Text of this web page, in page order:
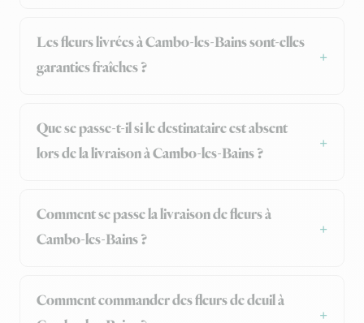
Les fleurs livrées à Cambo-les-Bains sont-elles
garanties fraîches ?
Que se passe-t-il si le destinataire est absent
lors de la livraison à Cambo-les-Bains ?
Comment se passe la livraison de fleurs à
Cambo-les-Bains ?
Comment commander des fleurs de deuil à